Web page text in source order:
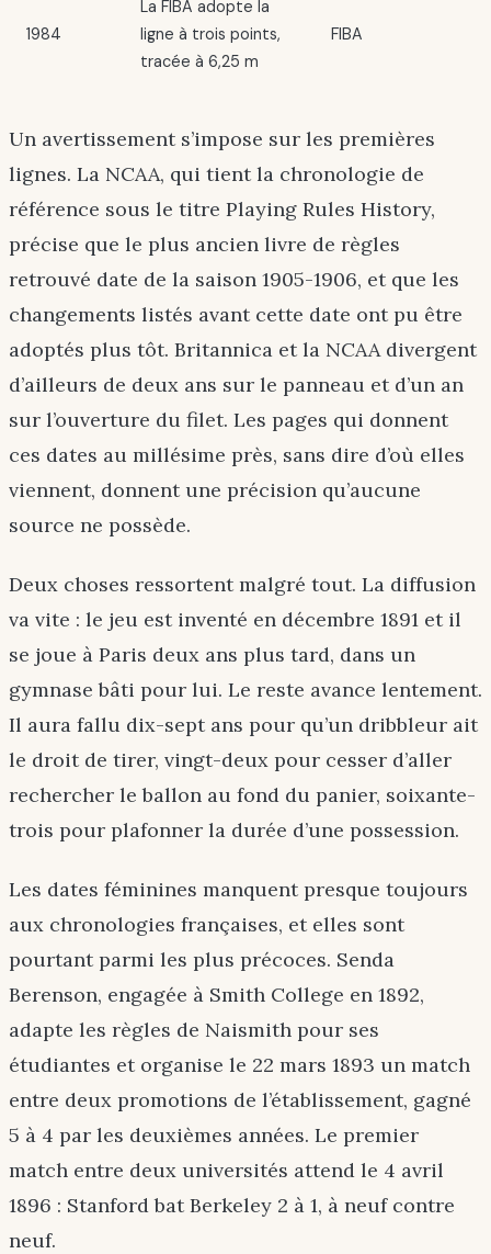
1984
La FIBA adopte la
ligne à trois points,
tracée à 6,25 m
FIBA
Un avertissement s’impose sur les premières
lignes. La NCAA, qui tient la chronologie de
référence sous le titre Playing Rules History,
précise que le plus ancien livre de règles
retrouvé date de la saison 1905-1906, et que les
changements listés avant cette date ont pu être
adoptés plus tôt. Britannica et la NCAA divergent
d’ailleurs de deux ans sur le panneau et d’un an
sur l’ouverture du filet. Les pages qui donnent
ces dates au millésime près, sans dire d’où elles
viennent, donnent une précision qu’aucune
source ne possède.
Deux choses ressortent malgré tout. La diffusion
va vite : le jeu est inventé en décembre 1891 et il
se joue à Paris deux ans plus tard, dans un
gymnase bâti pour lui. Le reste avance lentement.
Il aura fallu dix-sept ans pour qu’un dribbleur ait
le droit de tirer, vingt-deux pour cesser d’aller
rechercher le ballon au fond du panier, soixante-
trois pour plafonner la durée d’une possession.
Les dates féminines manquent presque toujours
aux chronologies françaises, et elles sont
pourtant parmi les plus précoces. Senda
Berenson, engagée à Smith College en 1892,
adapte les règles de Naismith pour ses
étudiantes et organise le 22 mars 1893 un match
entre deux promotions de l’établissement, gagné
5 à 4 par les deuxièmes années. Le premier
match entre deux universités attend le 4 avril
1896 : Stanford bat Berkeley 2 à 1, à neuf contre
neuf.